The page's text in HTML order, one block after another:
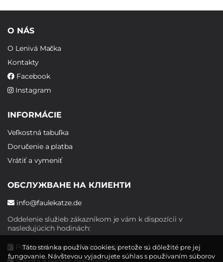
O NÁS
O Lenivá Mačka
Kontakty
Facebook
Instagram
INFORMÁCIE
Veľkostná tabuľka
Doručenie a platba
Vrátiť a vymeniť
ОБСЛУЖВАНЕ НА КЛИЕНТИ
info@faulekatze.de
Oddelenie služieb zákazníkom je vám k dispozícii v
nasledujúcich hodinách:
Pondelok - piatok: 10:00 - 19:00
Táto stránka používa cookies, pretože sú dôležité pre jej
fungovanie. Návštevou vyjadrujete súhlas s používaním súborov